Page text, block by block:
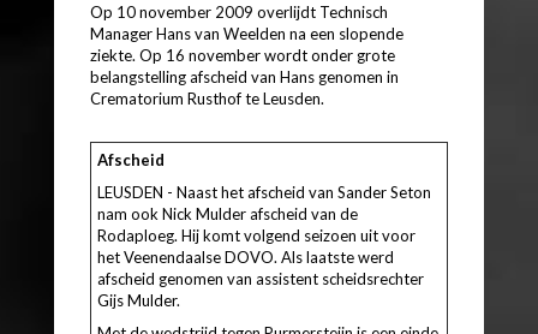
Op 10 november 2009 overlijdt Technisch
Manager Hans van Weelden na een slopende
ziekte. Op 16 november wordt onder grote
belangstelling afscheid van Hans genomen in
Crematorium Rusthof te Leusden.
Afscheid
LEUSDEN - Naast het afscheid van Sander Seton
nam ook Nick Mulder afscheid van de
Rodaploeg. Hij komt volgend seizoen uit voor
het Veenendaalse DOVO. Als laatste werd
afscheid genomen van assistent scheidsrechter
Gijs Mulder.